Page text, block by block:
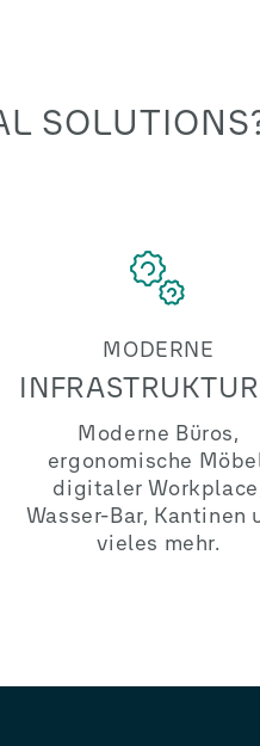
MODERNE
Moderne Büros,
ergonomische
digitaler
Wasser-Bar, Kantinen
vieles mehr.